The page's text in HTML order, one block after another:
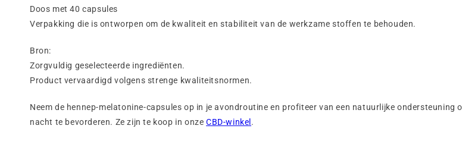
Doos met 40 capsules
Verpakking die is ontworpen om de kwaliteit en stabiliteit van de werkzame stoffen te behouden.
Bron:
Zorgvuldig geselecteerde ingrediënten.
Product vervaardigd volgens strenge kwaliteitsnormen.
Neem de hennep-melatonine-capsules op in je avondroutine en profiteer van een natuurlijke
nacht te bevorderen. Ze zijn te koop in onzeCBD-winkel .